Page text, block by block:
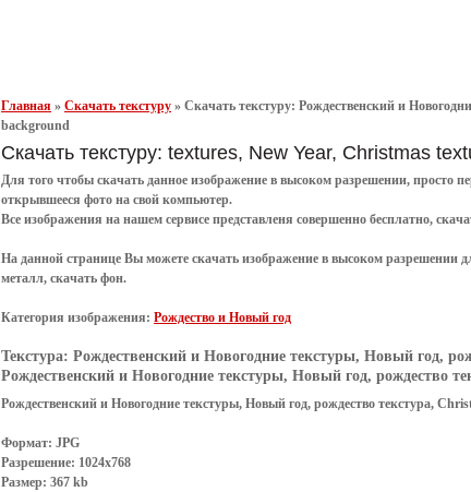
Главная » Скачать текстуру » Скачать текстуру: Рождественский и
background
Скачать текстуру: textures, New Year, Christmas
Для того чтобы скачать данное изображение в высоком разрешении, просто
открывшееся фото на свой компьютер.
Все изображения на нашем сервисе представленя совершенно бесплатно,
На данной странице Вы можете скачать изображение в высоком разрешении
металл, скачать фон.
Категория изображения: Рождество и Новый год
Текстура: Рождественский и Новогодние текстуры, Новый год,
Рождественский и Новогодние текстуры, Новый год, рождество
Рождественский и Новогодние текстуры, Новый год, рождество текстура,
Формат: JPG
Разрешение: 1024x768
Размер: 367 kb